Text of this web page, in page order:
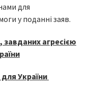
для
у поданні заяв.
завданих агресією
України